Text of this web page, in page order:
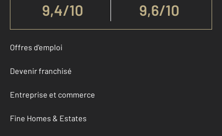
9,4/10 9,6/10
Offres d'emploi
Devenir franchisé
Entreprise et commerce
Fine Homes & Estates